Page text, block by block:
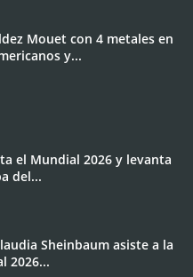
Mouet con 4 metales en
y...
el Mundial 2026 y levanta
del...
Sheinbaum asiste a la
2026...